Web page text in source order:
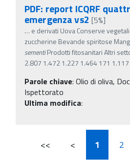
PDF: report ICQRF
emergenza vs2 [5%]
… e derivati Uova Conserve
zuccherine Bevande spiritose
sementiProdotti fitosanitari Altri
2.807 1.472 1.227 1.464 171
Parole chiave: Olio di oliva,
Ispettorato
Ultima modifica:
<< < 1 2